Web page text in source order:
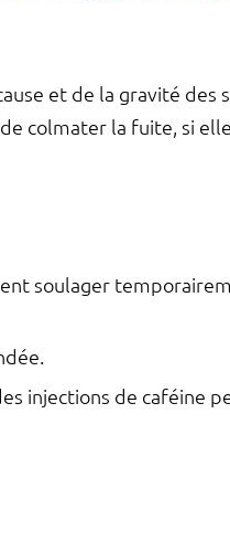
et de la gravité des
colmater la fuite, si
soulager
injections de caféine